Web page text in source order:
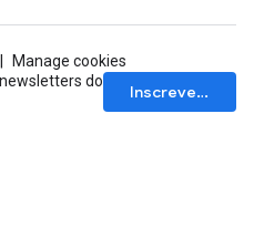
Manage cookies
do
Inscrever-se